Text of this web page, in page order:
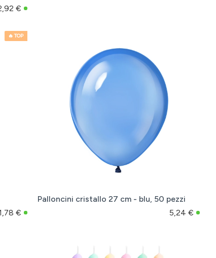
€
🔥 TOP
€
Palloncini cristallo 27 cm - blu, 50 pezzi
5,24 €